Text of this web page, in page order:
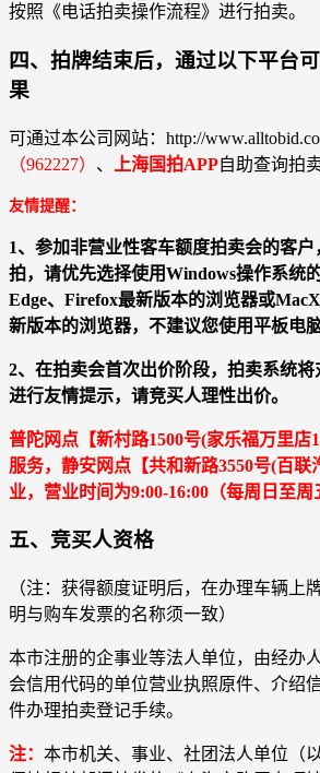
按照《电话拍卖操作流程》进行拍卖。
四、拍牌结束后，通过以下平台
果
可通过本公司网站：http://
（962227） 、 上海国拍APP自助查询拍
友情提醒：
1、参加非营业性客车额度拍卖会的客
拍，请优先选择使用Windows操作系统
Edge、Firefox最新版本的浏览器或
新版本的浏览器，不建议您使用平板电脑
2、在拍卖会首次出价阶段，拍卖系统
进行友情提示，请竞买人理性出价。
普陀网点【新村路1500号(家乐福万里店
服务，静安网点【共和新路3550号(百联
业，营业时间为9:00-16:00（每周日至周
五、竞买人资格
（注：获得额度证明后，在办理车辆上
明与购车发票的名称须一致）
本市注册的企事业等法人单位，由经办
会信用代码的单位营业执照原件、介绍
件办理拍卖登记手续。
注： 本市机关、事业、社团法人单位（